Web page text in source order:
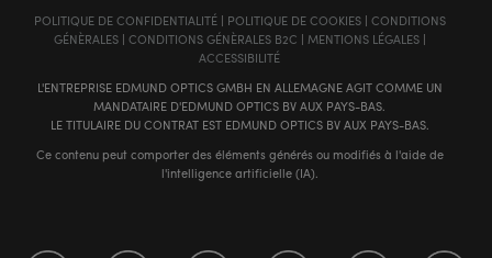
POLITIQUE DE CONFIDENTIALITÉ| POLITIQUE DE COOKIES| CONDITIONS
GÉNÈRALES| CONDITIONS GÉNÈRALES B2C | MENTIONS LÉGALES|
ACCESSIBILITÉ
L'ENTREPRISE EDMUND OPTICS GMBH EN ALLEMAGNE AGIT COMME UN
MANDATAIRE D'EDMUND OPTICS BV AUX PAYS-BAS.
LE TITULAIRE DU CONTRAT EST EDMUND OPTICS BV AUX PAYS-BAS.
Ce contenu peut comporter des éléments générés ou modifiés à l'aide de
l'intelligence artificielle (IA).